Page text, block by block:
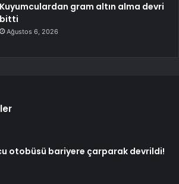
Kuyumculardan gram altın alma devri
bitti
Ağustos 6, 2026
otobüsü bariyere çarparak devrildi!